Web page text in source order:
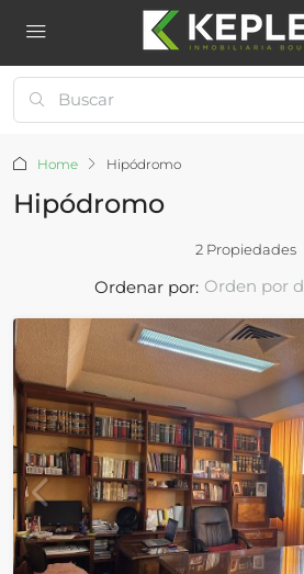
Home Hipódromo
Hipódromo
2 Propiedades
Ordenar por: Orden por